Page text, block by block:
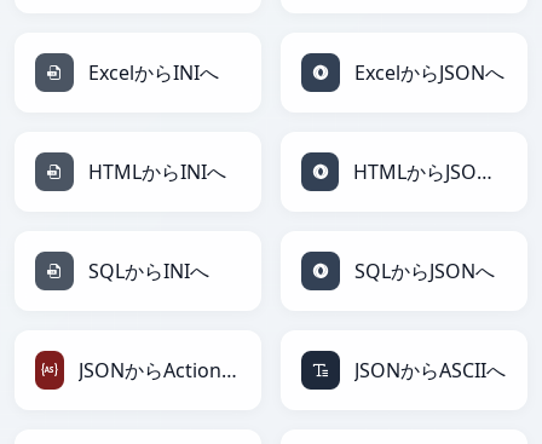
ExcelからINIへ ExcelからJSONへ
HTMLからINIへ HTMLからJSONへ
SQLからINIへ SQLからJSONへ
JSONからActionScriptへ JSONからASCIIへ